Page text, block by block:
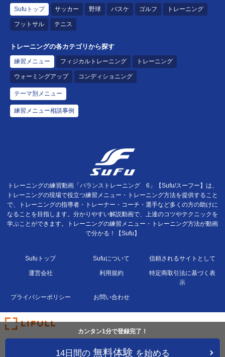
Sufuトップ サッカー 野球 バスケ ゴルフ トレーニング
フットサル テニス
トレーニングの各カテゴリから探す
練習メニュー フィジカルトレーニング トレーニング
ウォーミングアップ コンディショニング
テーマ別メニュー
練習メニュー相談事例
カンタン1分で登録完了！
14日間の 無料体験 を始める
トレーニングの練習動画「バランストレーニング 6」【Sufu/スーフー】は、
トレーニングの現場で役立つ練習メニュー・トレーニング方法を提供すること
で、トレーニングの指導者・トレーナー・コーチ・選手など多くの方の助けに
なることを目指します。分かりやすい解説動画で、上達のコツやテクニックを
学ぶことができます。トレーニングの練習メニュー・トレーニング方法が動画
で分かる！【Sufu】
Sufuトップ Sufuについて 信頼されるサイトとして
運営会社 利用規約
特定商取引法に基づく表
示
プライバシーポリシー お問い合わせ